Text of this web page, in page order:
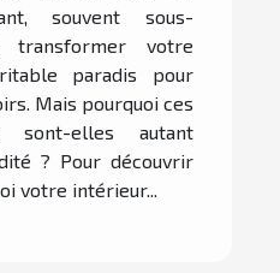
souvent sous-
votre
paradis pour
Mais pourquoi ces
sont-elles autant
? Pour découvrir
votre intérieur...